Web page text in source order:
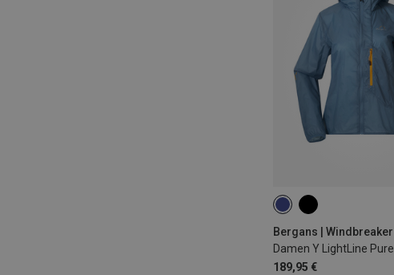
Bergans | Windbreaker
189,95 €
XS S